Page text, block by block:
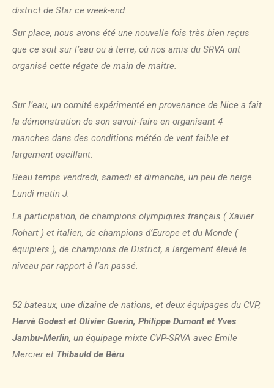
district de Star ce week-end.
Sur place, nous avons été une nouvelle fois très bien reçus
que ce soit sur l’eau ou à terre, où nos amis du SRVA ont
organisé cette régate de main de maitre.
Sur l’eau, un comité expérimenté en provenance de Nice a fait
la démonstration de son savoir-faire en organisant 4
manches dans des conditions météo de vent faible et
largement oscillant.
Beau temps vendredi, samedi et dimanche, un peu de neige
Lundi matin J.
La participation, de champions olympiques français ( Xavier
Rohart ) et italien, de champions d’Europe et du Monde (
équipiers ), de champions de District, a largement élevé le
niveau par rapport à l’an passé.
52 bateaux, une dizaine de nations, et deux équipages du CVP,
Hervé Godest et Olivier Guerin, Philippe Dumont et Yves
Jambu-Merlin, un équipage mixte CVP-SRVA avec Emile
Mercier et Thibauld de Béru.